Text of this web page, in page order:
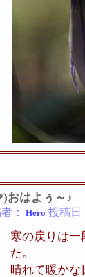
おはよぅ～♪
： Hero 投稿日
寒の戻りは一
た。
晴れて暖か